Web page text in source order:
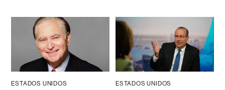
ESTADOS UNIDOS ESTADOS UNIDOS